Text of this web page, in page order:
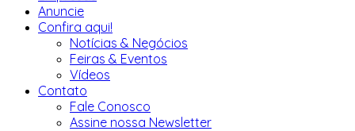
Anuncie
Confira aqui!
Notícias & Negócios
Feiras & Eventos
Vídeos
Contato
Fale Conosco
Assine nossa Newsletter